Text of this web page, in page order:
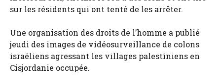
sur les résidents qui ont tenté de les arrêter.
Une organisation des droits de l’homme a publié
jeudi des images de vidéosurveillance de colons
israéliens agressant les villages palestiniens en
Cisjordanie occupée.